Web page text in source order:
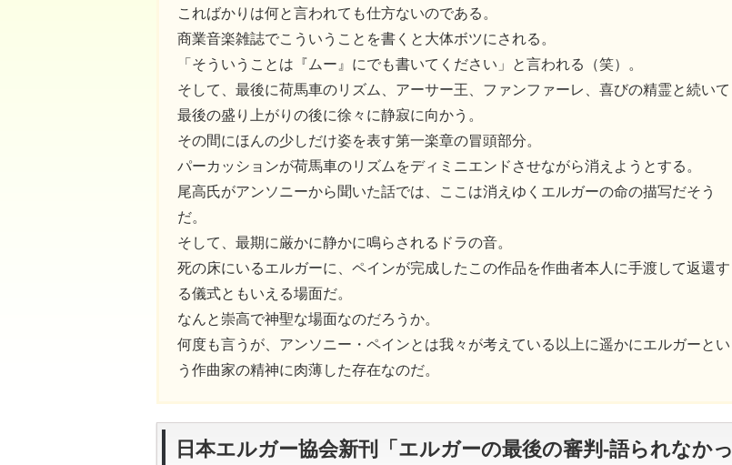
こればかりは何と言われても仕方ないのである。
商業音楽雑誌でこういうことを書くと大体ボツにされる。
「そういうことは『ムー』にでも書いてください」と言われる（笑）。
そして、最後に荷馬車のリズム、アーサー王、ファンファーレ、喜びの精霊と続いて
最後の盛り上がりの後に徐々に静寂に向かう。
その間にほんの少しだけ姿を表す第一楽章の冒頭部分。
パーカッションが荷馬車のリズムをディミニエンドさせながら消えようとする。
尾高氏がアンソニーから聞いた話では、ここは消えゆくエルガーの命の描写だそう
だ。
そして、最期に厳かに静かに鳴らされるドラの音。
死の床にいるエルガーに、ペインが完成したこの作品を作曲者本人に手渡して返還す
る儀式ともいえる場面だ。
なんと崇高で神聖な場面なのだろうか。
何度も言うが、アンソニー・ペインとは我々が考えている以上に遥かにエルガーとい
う作曲家の精神に肉薄した存在なのだ。
日本エルガー協会新刊「エルガーの最後の審判-語られなかっ